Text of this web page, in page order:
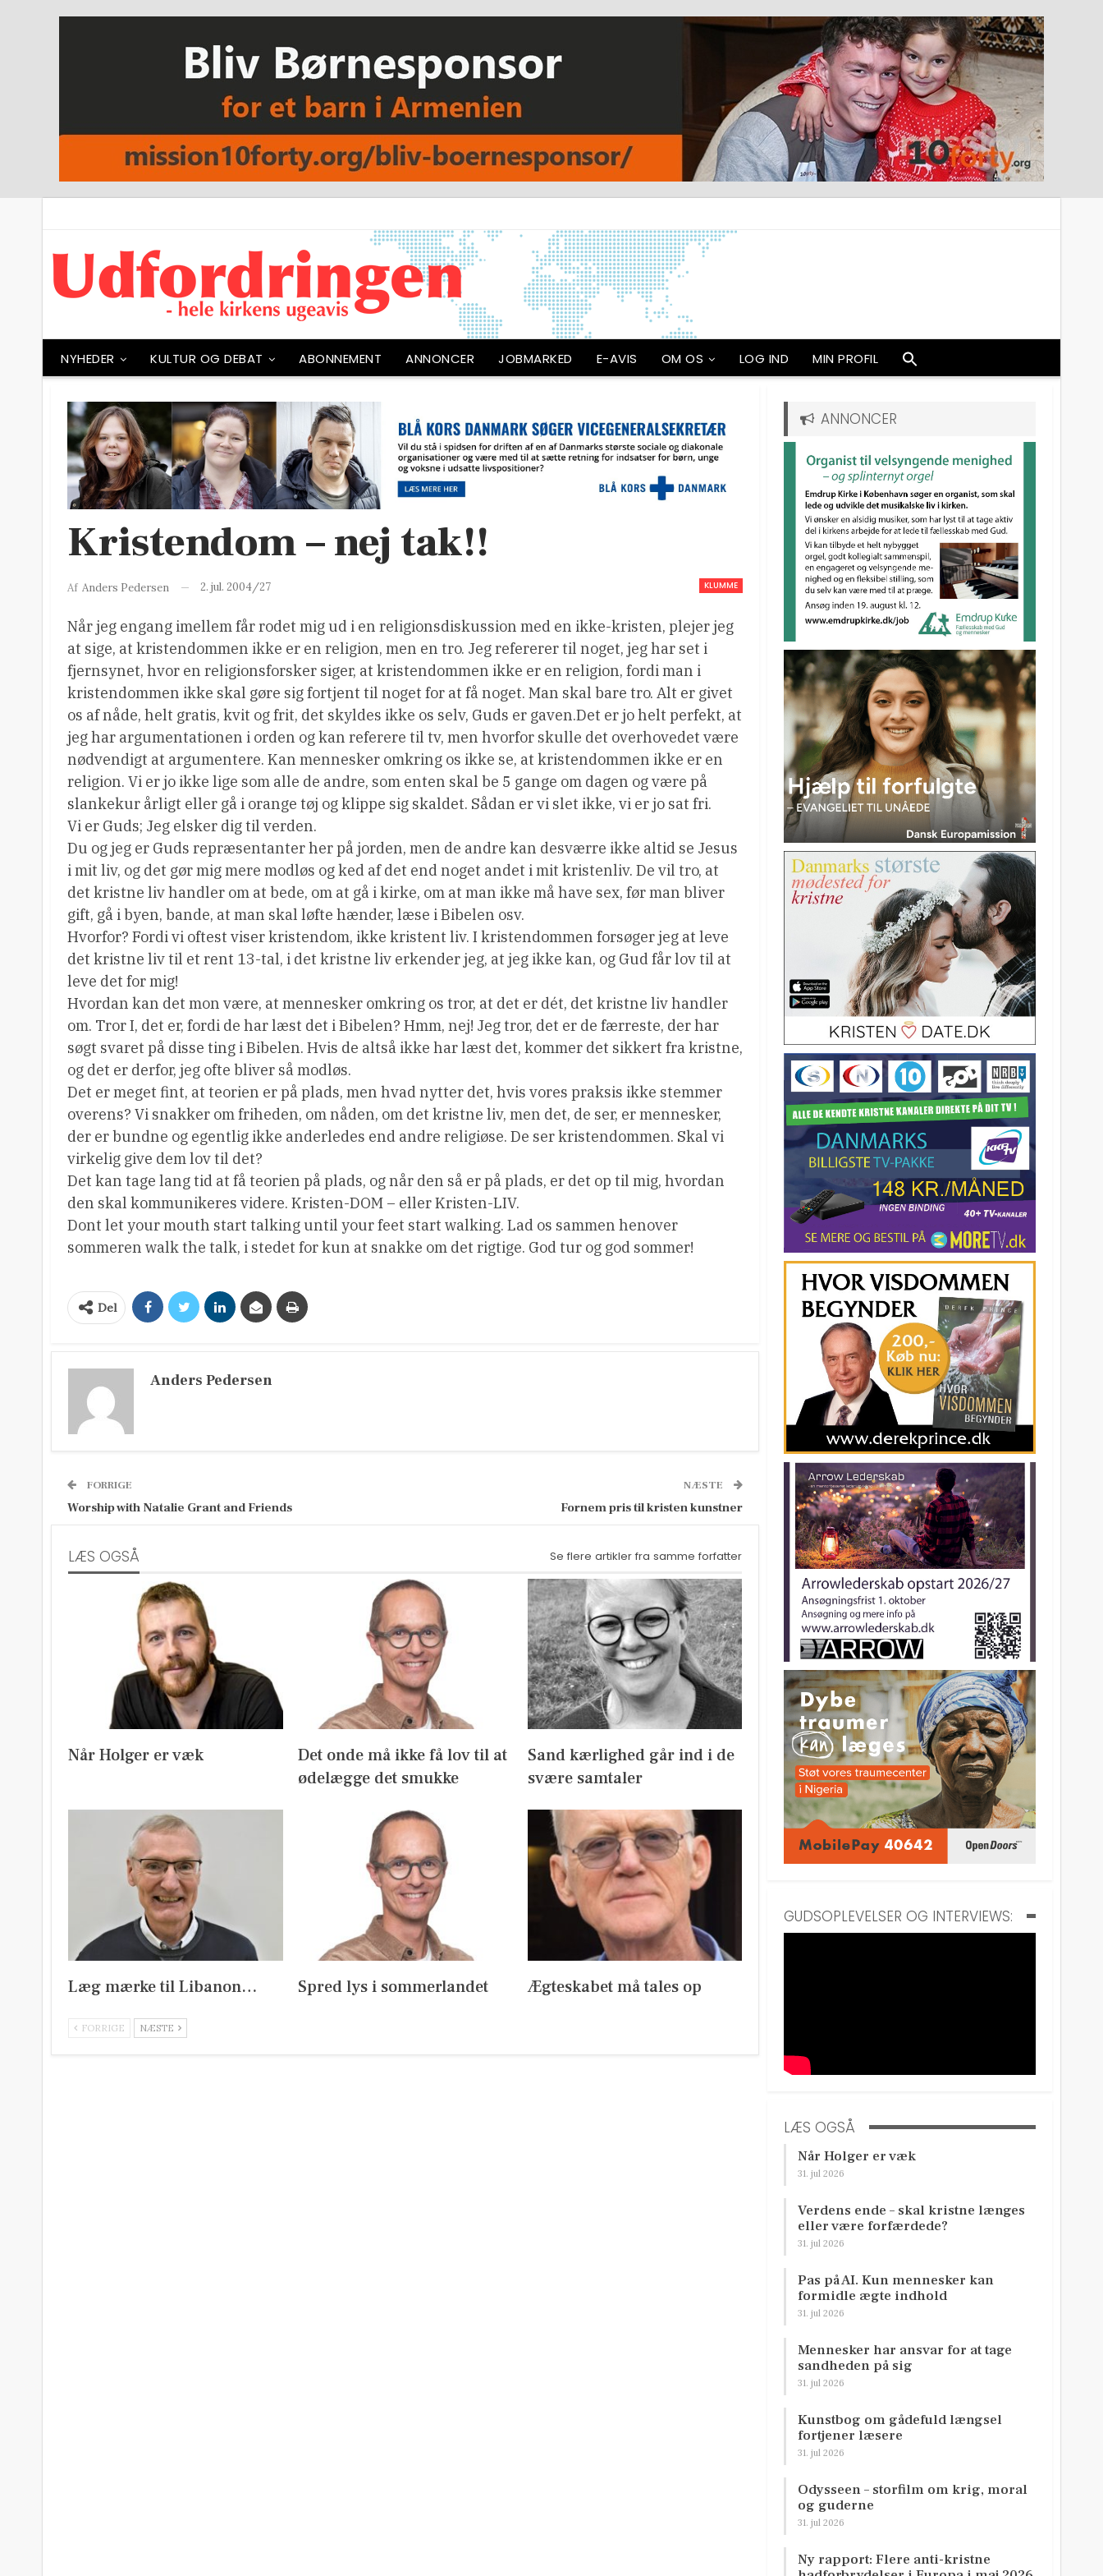
NYHEDER KULTUR OG DEBAT ABONNEMENT ANNONCER JOBMARKED E-AVIS OM OS LOG IND MIN PROFIL
Kristendom – nej tak!!
KLUMME
Af Anders Pedersen 2. jul. 2004/27
Når jeg engang imellem får rodet mig ud i en religionsdiskussion med en ikke-kristen, plejer jeg
at sige, at kristendommen ikke er en religion, men en tro. Jeg refererer til noget, jeg har set i
fjernsynet, hvor en religionsforsker siger, at kristendommen ikke er en religion, fordi man i
kristendommen ikke skal gøre sig fortjent til noget for at få noget. Man skal bare tro. Alt er givet
os af nåde, helt gratis, kvit og frit, det skyldes ikke os selv, Guds er gaven.Det er jo helt perfekt, at
jeg har argumentationen i orden og kan referere til tv, men hvorfor skulle det overhovedet være
nødvendigt at argumentere. Kan mennesker omkring os ikke se, at kristendommen ikke er en
religion. Vi er jo ikke lige som alle de andre, som enten skal be 5 gange om dagen og være på
slankekur årligt eller gå i orange tøj og klippe sig skaldet. Sådan er vi slet ikke, vi er jo sat fri.
Vi er Guds; Jeg elsker dig til verden.
Du og jeg er Guds repræsentanter her på jorden, men de andre kan desværre ikke altid se Jesus
i mit liv, og det gør mig mere modløs og ked af det end noget andet i mit kristenliv. De vil tro, at
det kristne liv handler om at bede, om at gå i kirke, om at man ikke må have sex, før man bliver
gift, gå i byen, bande, at man skal løfte hænder, læse i Bibelen osv.
Hvorfor? Fordi vi oftest viser kristendom, ikke kristent liv. I kristendommen forsøger jeg at leve
det kristne liv til et rent 13-tal, i det kristne liv erkender jeg, at jeg ikke kan, og Gud får lov til at
leve det for mig!
Hvordan kan det mon være, at mennesker omkring os tror, at det er dét, det kristne liv handler
om. Tror I, det er, fordi de har læst det i Bibelen? Hmm, nej! Jeg tror, det er de færreste, der har
søgt svaret på disse ting i Bibelen. Hvis de altså ikke har læst det, kommer det sikkert fra kristne,
og det er derfor, jeg ofte bliver så modløs.
Det er meget fint, at teorien er på plads, men hvad nytter det, hvis vores praksis ikke stemmer
overens? Vi snakker om friheden, om nåden, om det kristne liv, men det, de ser, er mennesker,
der er bundne og egentlig ikke anderledes end andre religiøse. De ser kristendommen. Skal vi
virkelig give dem lov til det?
Det kan tage lang tid at få teorien på plads, og når den så er på plads, er det op til mig, hvordan
den skal kommunikeres videre. Kristen-DOM – eller Kristen-LIV.
Dont let your mouth start talking until your feet start walking. Lad os sammen henover
sommeren walk the talk, i stedet for kun at snakke om det rigtige. God tur og god sommer!
Del
Anders Pedersen
FORRIGE
Worship with Natalie Grant and Friends
NÆSTE
Fornem pris til kristen kunstner
LÆS OGSÅ Se flere artikler fra samme forfatter
Når Holger er væk
Det onde må ikke få lov til at
ødelægge det smukke
Sand kærlighed går ind i de
svære samtaler
Læg mærke til Libanon… Spred lys i sommerlandet Ægteskabet må tales op
FORRIGE NÆSTE
ANNONCER
GUDSOPLEVELSER OG INTERVIEWS:
LÆS OGSÅ
Når Holger er væk
31. jul 2026
Verdens ende – skal kristne længes
eller være forfærdede?
31. jul 2026
Pas på AI. Kun mennesker kan
formidle ægte indhold
31. jul 2026
Mennesker har ansvar for at tage
sandheden på sig
31. jul 2026
Kunstbog om gådefuld længsel
fortjener læsere
31. jul 2026
Odysseen – storfilm om krig, moral
og guderne
31. jul 2026
Ny rapport: Flere anti-kristne